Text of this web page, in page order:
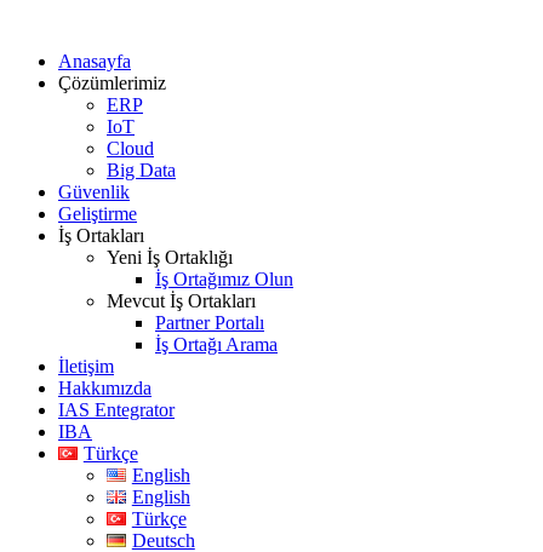
Anasayfa
Çözümlerimiz
ERP
IoT
Cloud
Big Data
Güvenlik
Geliştirme
İş Ortakları
Yeni İş Ortaklığı
İş Ortağımız Olun
Mevcut İş Ortakları
Partner Portalı
İş Ortağı Arama
İletişim
Hakkımızda
IAS Entegrator
IBA
Türkçe
English
English
Türkçe
Deutsch